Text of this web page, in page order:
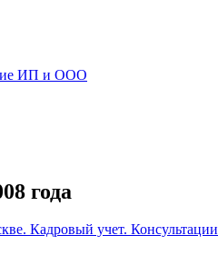
ИП и ООО
года